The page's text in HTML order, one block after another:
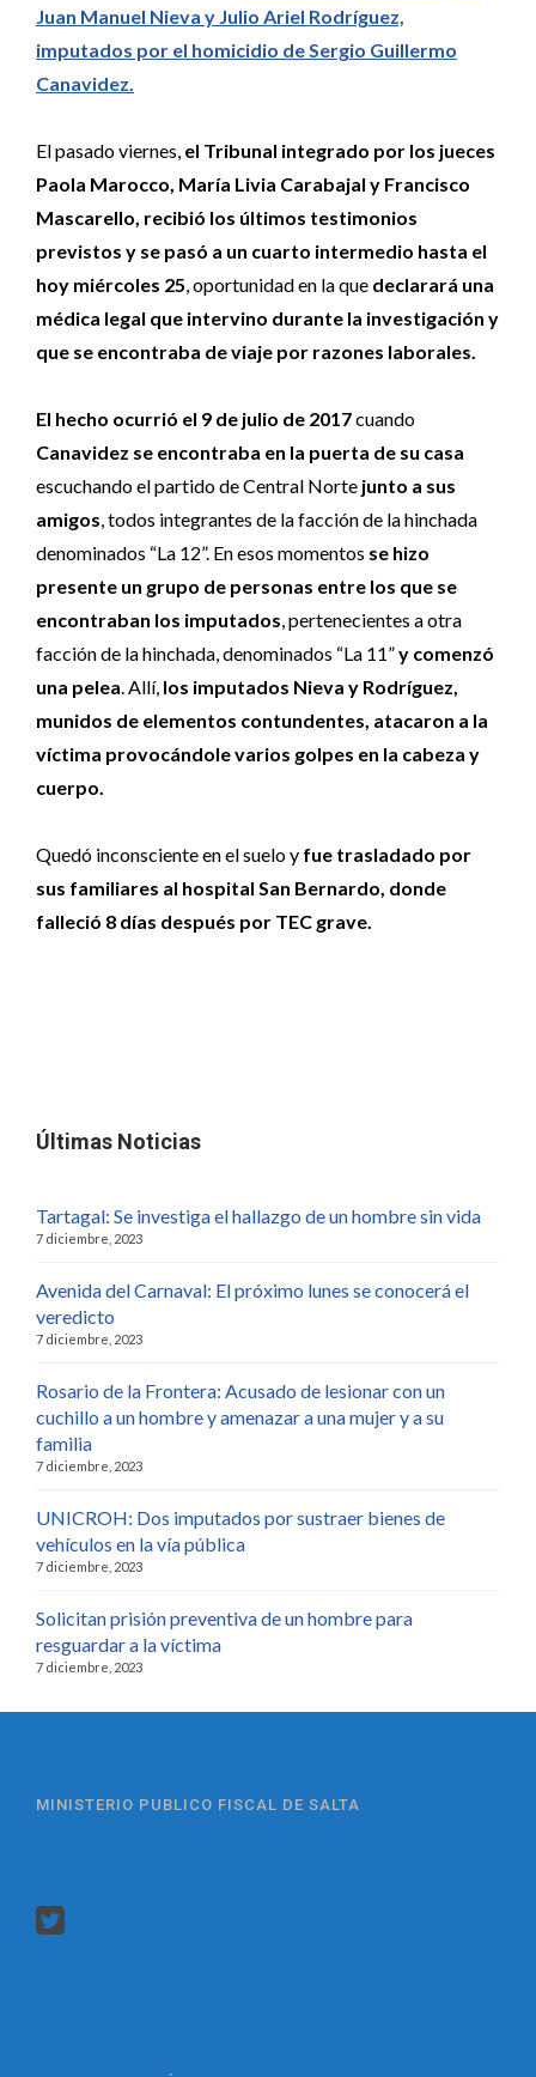
Juan Manuel Nieva y Julio Ariel Rodríguez,
imputados por el homicidio de Sergio Guillermo
Canavidez.
El pasado viernes, el Tribunal integrado por los jueces
Paola Marocco, María Livia Carabajal y Francisco
Mascarello, recibió los últimos testimonios
previstos y se pasó a un cuarto intermedio hasta el
hoy miércoles 25, oportunidad en la que declarará una
médica legal que intervino durante la investigación y
que se encontraba de viaje por razones laborales.
El hecho ocurrió el 9 de julio de 2017cuando
Canavidez se encontraba en la puerta de su casa
escuchando el partido de Central Norte junto a sus
amigos, todos integrantes de la facción de la hinchada
denominados “La 12”. En esos momentos se hizo
presente un grupo de personas entre los que se
encontraban los imputados, pertenecientes a otra
facción de la hinchada, denominados “La 11”y comenzó
una pelea. Allí, los imputados Nieva y Rodríguez,
munidos de elementos contundentes, atacaron a la
víctima provocándole varios golpes en la cabeza y
cuerpo.
Quedó inconsciente en el suelo y fue trasladado por
sus familiares al hospital San Bernardo, donde
falleció 8 días después por TEC grave.
Últimas Noticias
Tartagal: Se investiga el hallazgo de un hombre sin vida
7 diciembre, 2023
Avenida del Carnaval: El próximo lunes se conocerá el
veredicto
7 diciembre, 2023
Rosario de la Frontera: Acusado de lesionar con un
cuchillo a un hombre y amenazar a una mujer y a su
familia
7 diciembre, 2023
UNICROH: Dos imputados por sustraer bienes de
vehículos en la vía pública
7 diciembre, 2023
Solicitan prisión preventiva de un hombre para
resguardar a la víctima
7 diciembre, 2023
MINISTERIO PUBLICO FISCAL DE SALTA